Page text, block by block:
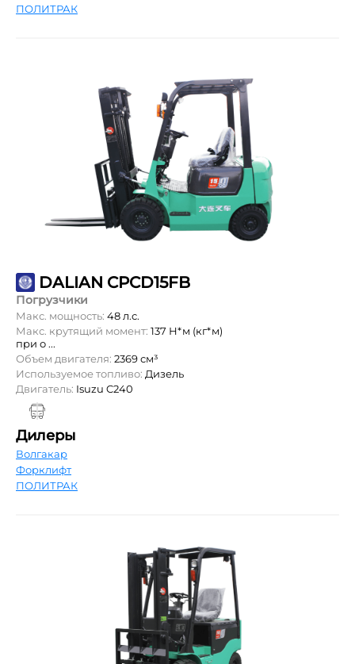
ПОЛИТРАК
DALIAN CPCD15FB
Погрузчики
Макс. мощность: 48 л.с.
Макс. крутящий момент: 137 Н*м (кг*м)
при о ...
Объем двигателя: 2369 см³
Используемое топливо: Дизель
Двигатель: Isuzu C240
Дилеры
Волгакар
Форклифт
ПОЛИТРАК